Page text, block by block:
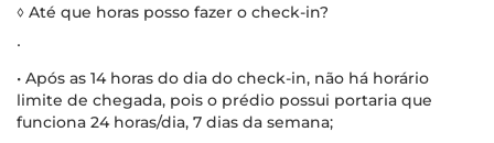
◊ Até que horas posso fazer o check-in?
∙
• Após as 14 horas do dia do check-in, não há horário
limite de chegada, pois o prédio possui portaria que
funciona 24 horas/dia, 7 dias da semana;